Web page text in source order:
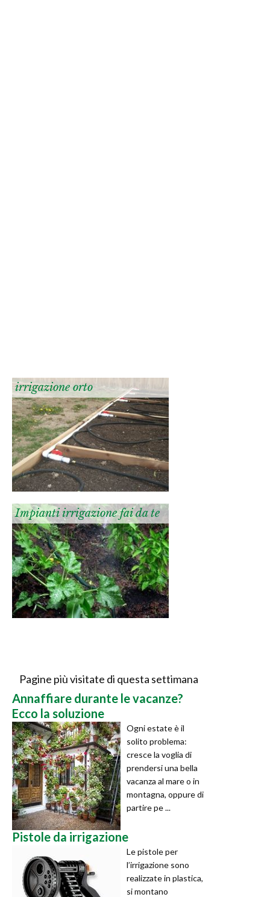
irrigazione orto
Impianti irrigazione fai da te
Pagine più visitate di questa settimana
Annaffiare durante le vacanze?
Ecco la soluzione
Ogni estate è il
solito problema:
cresce la voglia di
prendersi una bella
vacanza al mare o in
montagna, oppure di
partire pe ...
Pistole da irrigazione
Le pistole per
l’irrigazione sono
realizzate in plastica,
si montano